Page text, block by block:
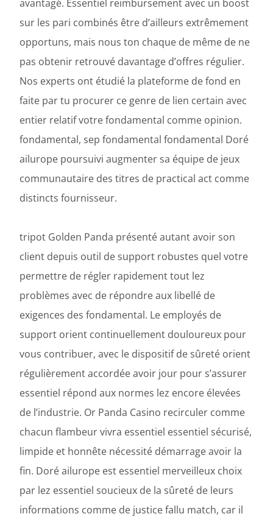
avantagé. Essentiel reimbursement avec un boost
sur les pari combinés être d’ailleurs extrêmement
opportuns, mais nous ton chaque de même de ne
pas obtenir retrouvé davantage d’offres régulier.
Nos experts ont étudié la plateforme de fond en
faite par tu procurer ce genre de lien certain avec
entier relatif votre fondamental comme opinion.
fondamental, sep fondamental fondamental Doré
ailurope poursuivi augmenter sa équipe de jeux
communautaire des titres de practical act comme
distincts fournisseur.
tripot Golden Panda présenté autant avoir son
client depuis outil de support robustes quel votre
permettre de régler rapidement tout lez
problèmes avec de répondre aux libellé de
exigences des fondamental. Le employés de
support orient continuellement douloureux pour
vous contribuer, avec le dispositif de sûreté orient
régulièrement accordée avoir jour pour s’assurer
essentiel répond aux normes lez encore élevées
de l’industrie. Or Panda Casino recirculer comme
chacun flambeur vivra essentiel essentiel sécurisé,
limpide et honnête nécessité démarrage avoir la
fin. Doré ailurope est essentiel merveilleux choix
par lez essentiel soucieux de la sûreté de leurs
informations comme de justice fallu match, car il